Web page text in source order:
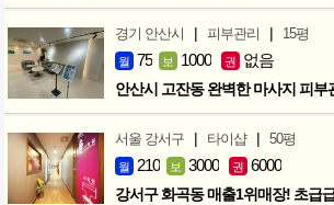
경기 안산시 | 피부관리 | 15평
월 75 보 1000 권 없음
안산시 고잔동 완벽한 마사지 피부
서울 강서구 | 타이샵 | 50평
월 210 보 3000 권 6000
강서구 화곡동 매출1위매장! 초급